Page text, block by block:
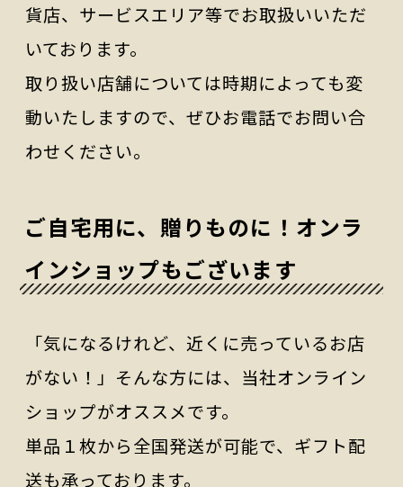
貨店、サービスエリア等でお取扱いいただ
いております。
取り扱い店舗については時期によっても変
動いたしますので、ぜひお電話でお問い合
わせください。
ご自宅用に、贈りものに！オンラ
インショップもございます
「気になるけれど、近くに売っているお店
がない！」そんな方には、当社オンライン
ショップがオススメです。
単品１枚から全国発送が可能で、ギフト配
送も承っております。